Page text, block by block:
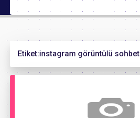
Etiket:instagram görüntülü sohbet